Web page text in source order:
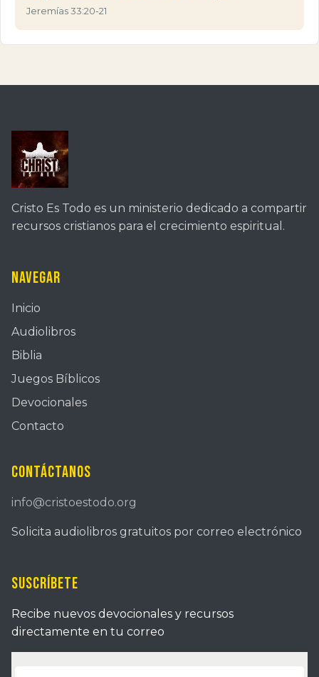
Jeremías 33:20-21
Cristo Es Todo es un ministerio dedicado a compartir
recursos cristianos para el crecimiento espiritual.
Navegar
Inicio
Audiolibros
Biblia
Juegos Bíblicos
Devocionales
Contacto
Contáctanos
info@cristoestodo.org
Solicita audiolibros gratuitos por correo electrónico
Suscríbete
Recibe nuevos devocionales y recursos
directamente en tu correo